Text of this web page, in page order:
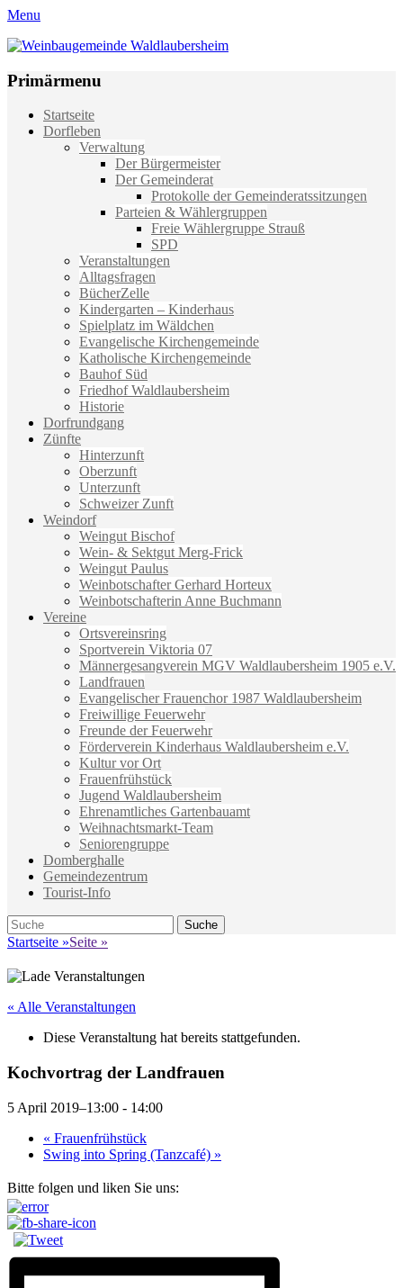
Menu
Weinbaugemeinde Waldlaubersheim
Primärmenu
Weiter
zum
Startseite
Dorfleben
Verwaltung
Der Bürgermeister
Der Gemeinderat
Protokolle der Gemeinderatssitzungen
Parteien & Wählergruppen
Freie Wählergruppe Strauß
SPD
Veranstaltungen
Alltagsfragen
BücherZelle
Kindergarten – Kinderhaus
Spielplatz im Wäldchen
Evangelische Kirchengemeinde
Katholische Kirchengemeinde
Bauhof Süd
Friedhof Waldlaubersheim
Historie
Dorfrundgang
Zünfte
Hinterzunft
Oberzunft
Unterzunft
Schweizer Zunft
Weindorf
Weingut Bischof
Wein- & Sektgut Merg-Frick
Weingut Paulus
Weinbotschafter Gerhard Horteux
Weinbotschafterin Anne Buchmann
Vereine
Ortsvereinsring
Sportverein Viktoria 07
Männergesangverein MGV Waldlaubersheim 1905 e.V.
Landfrauen
Evangelischer Frauenchor 1987 Waldlaubersheim
Freiwillige Feuerwehr
Freunde der Feuerwehr
Förderverein Kinderhaus Waldlaubersheim e.V.
Kultur vor Ort
Frauenfrühstück
Jugend Waldlaubersheim
Ehrenamtliches Gartenbauamt
Weihnachtsmarkt-Team
Seniorengruppe
Domberghalle
Gemeindezentrum
Tourist-Info
Suche
Suche
nach:
Startseite »Seite »
« Alle Veranstaltungen
Diese Veranstaltung hat bereits stattgefunden.
Kochvortrag der Landfrauen
5 April 2019–13:00 - 14:00
« Frauenfrühstück
Swing into Spring (Tanzcafé) »
Bitte folgen und liken Sie uns: